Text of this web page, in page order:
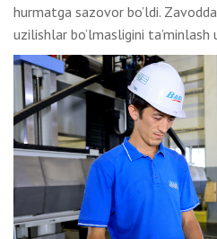
hurmatga sazovor bo’ldi.
uzilishlar bo’lmasligini ta’minlash